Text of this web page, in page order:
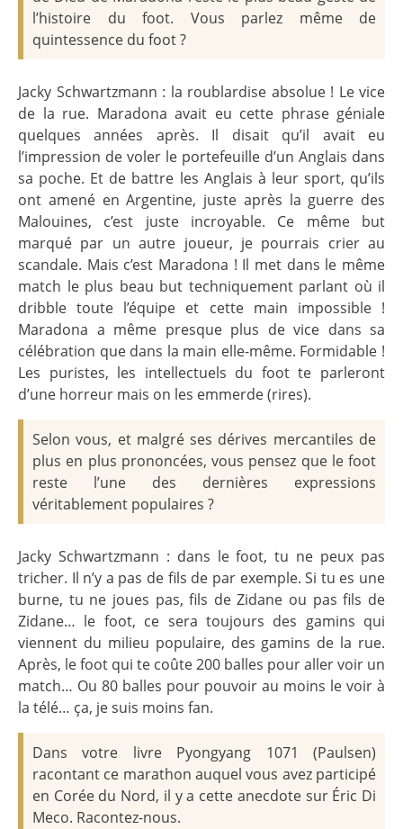
l’histoire du foot. Vous parlez même de
quintessence du foot ?
Jacky Schwartzmann : la roublardise absolue ! Le vice
de la rue. Maradona avait eu cette phrase géniale
quelques années après. Il disait qu’il avait eu
l’impression de voler le portefeuille d’un Anglais dans
sa poche. Et de battre les Anglais à leur sport, qu’ils
ont amené en Argentine, juste après la guerre des
Malouines, c’est juste incroyable. Ce même but
marqué par un autre joueur, je pourrais crier au
scandale. Mais c’est Maradona ! Il met dans le même
match le plus beau but techniquement parlant où il
dribble toute l’équipe et cette main impossible !
Maradona a même presque plus de vice dans sa
célébration que dans la main elle-même. Formidable !
Les puristes, les intellectuels du foot te parleront
d’une horreur mais on les emmerde (rires).
Selon vous, et malgré ses dérives mercantiles de
plus en plus prononcées, vous pensez que le foot
reste l’une des dernières expressions
véritablement populaires ?
Jacky Schwartzmann : dans le foot, tu ne peux pas
tricher. Il n’y a pas de fils de par exemple. Si tu es une
burne, tu ne joues pas, fils de Zidane ou pas fils de
Zidane… le foot, ce sera toujours des gamins qui
viennent du milieu populaire, des gamins de la rue.
Après, le foot qui te coûte 200 balles pour aller voir un
match… Ou 80 balles pour pouvoir au moins le voir à
la télé… ça, je suis moins fan.
Dans votre livre Pyongyang 1071 (Paulsen)
racontant ce marathon auquel vous avez participé
en Corée du Nord, il y a cette anecdote sur Éric Di
Meco. Racontez-nous.